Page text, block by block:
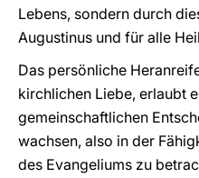
Lebens, sondern durch
Augustinus und für alle
Das persönliche
kirchlichen Liebe, erlaubt
gemeinschaftlichen
wachsen, also in der
des Evangeliums zu